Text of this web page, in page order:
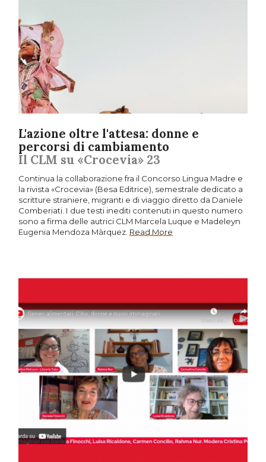
L'azione oltre l'attesa: donne e
percorsi di cambiamento
Il CLM su «Crocevia» 23
Continua la collaborazione fra il Concorso Lingua Madre e
la rivista «Crocevia» (Besa Editrice), semestrale dedicato a
scritture straniere, migranti e di viaggio diretto da Daniele
Comberiati. I due testi inediti contenuti in questo numero
sono a firma delle autrici CLM Marcela Luque e Madeleyn
Eugenia Mendoza Màrquez. Read More